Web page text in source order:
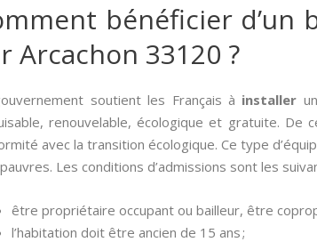
bénéficier d’un
Arcachon 33120 ?
soutient les Français à installer un
renouvelable, écologique et gratuite. De
avec la transition écologique. Ce type
Les conditions d’admissions sont les
être propriétaire occupant ou bailleur, être
l’habitation doit être ancien de 15 ans ;